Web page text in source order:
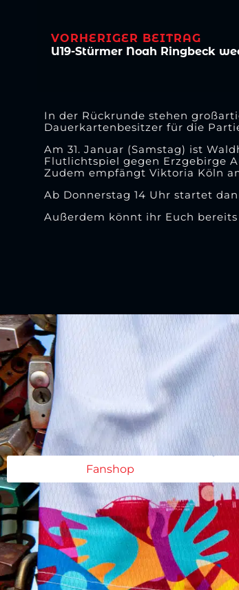
VORHERIGER BEITRAG
In der Rückrunde stehen
Dauerkartenbesitzer für die
Am 31. Januar (Samstag) ist
Flutlichtspiel gegen Erzgebirge
Zudem empfängt Viktoria Köln
Ab Donnerstag 14 Uhr startet
Außerdem könnt ihr Euch bereits
Fanshop